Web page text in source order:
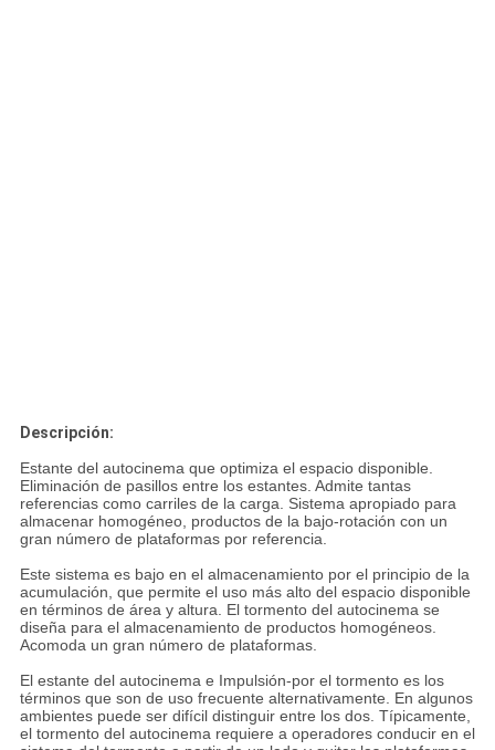
Descripción:
Estante del autocinema que optimiza el espacio disponible.
Eliminación de pasillos entre los estantes. Admite tantas
referencias como carriles de la carga. Sistema apropiado para
almacenar homogéneo, productos de la bajo-rotación con un
gran número de plataformas por referencia.
Este sistema es bajo en el almacenamiento por el principio de la
acumulación, que permite el uso más alto del espacio disponible
en términos de área y altura. El tormento del autocinema se
diseña para el almacenamiento de productos homogéneos.
Acomoda un gran número de plataformas.
El estante del autocinema e Impulsión-por el tormento es los
términos que son de uso frecuente alternativamente. En algunos
ambientes puede ser difícil distinguir entre los dos. Típicamente,
el tormento del autocinema requiere a operadores conducir en el